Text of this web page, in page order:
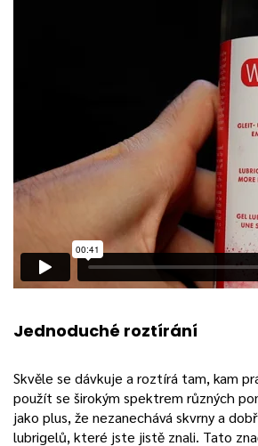
Jednoduché roztírání
Skvěle se dávkuje a roztírá tam, kam
použít se širokým spektrem různých
jako plus, že nezanechává skvrny a
lubrigelů, které jste jistě znali. Tato